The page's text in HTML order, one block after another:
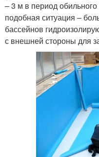
– 3 м в период
подобная ситуация –
бассейнов
с внешней стороны для